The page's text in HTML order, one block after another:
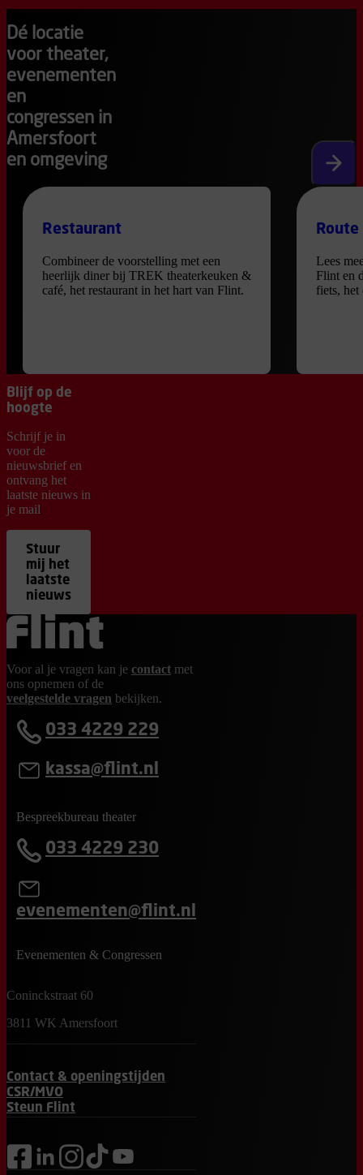
Dé locatie
voor theater,
evenementen
en
congressen in
Amersfoort
en omgeving
Restaurant
Combineer de voorstelling met een
heerlijk diner bij TREK theaterkeuken &
café, het restaurant in het hart van Flint.
Lees
Flint en
fiets, het
Blijf op de
hoogte
Schrijf je in
voor de
nieuwsbrief en
ontvang het
laatste nieuws in
je mail
Stuur
mij het
laatste
nieuws
Ga terug naar de homepage
Voor al je vragen kan je contact met
ons opnemen of de
veelgestelde vragen bekijken.
033 4229 229
kassa@flint.nl
Bespreekbureau theater
033 4229 230
evenementen@flint.nl
Evenementen & Congressen
Coninckstraat 60
3811 WK Amersfoort
Contact & openingstijden
CSR/MVO
Steun Flint
facebooklinkedininstagram
tiktok youtube